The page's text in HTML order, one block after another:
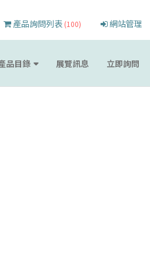
產品詢問列表 (100) 網站管理
品目錄 展覽訊息 立即詢問